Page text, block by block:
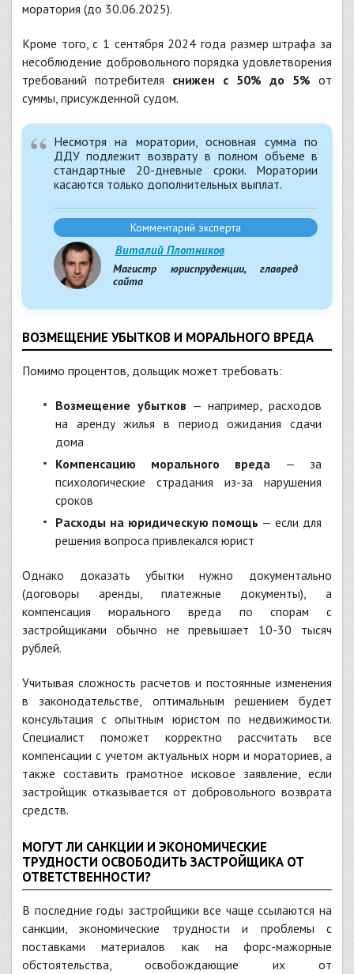
моратория (до 30.06.2025).
Кроме того, с 1 сентября 2024 года размер штрафа за
несоблюдение добровольного порядка удовлетворения
требований потребителя снижен с 50% до 5% от
суммы, присужденной судом.
Несмотря на моратории, основная сумма по
ДДУ подлежит возврату в полном объеме в
стандартные 20-дневные сроки. Моратории
касаются только дополнительных выплат.
Виталий Плотников
Магистр юриспруденции, главред
сайта
Комментарий эксперта
ВОЗМЕЩЕНИЕ УБЫТКОВ И МОРАЛЬНОГО ВРЕДА
Помимо процентов, дольщик может требовать:
Возмещение убытков — например, расходов
на аренду жилья в период ожидания сдачи
дома
Компенсацию морального вреда — за
психологические страдания из-за нарушения
сроков
Расходы на юридическую помощь — если для
решения вопроса привлекался юрист
Однако доказать убытки нужно документально
(договоры аренды, платежные документы), а
компенсация морального вреда по спорам с
застройщиками обычно не превышает 10-30 тысяч
рублей.
Учитывая сложность расчетов и постоянные изменения
в законодательстве, оптимальным решением будет
консультация с опытным юристом по недвижимости.
Специалист поможет корректно рассчитать все
компенсации с учетом актуальных норм и мораториев, а
также составить грамотное исковое заявление, если
застройщик отказывается от добровольного возврата
средств.
МОГУТ ЛИ САНКЦИИ И ЭКОНОМИЧЕСКИЕ
ТРУДНОСТИ ОСВОБОДИТЬ ЗАСТРОЙЩИКА ОТ
ОТВЕТСТВЕННОСТИ?
В последние годы застройщики все чаще ссылаются на
санкции, экономические трудности и проблемы с
поставками материалов как на форс-мажорные
обстоятельства, освобождающие их от